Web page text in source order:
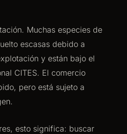
Muchas especies de
escasas debido a
y están bajo el
CITES. El comercio
pero está sujeto a
esto significa: buscar